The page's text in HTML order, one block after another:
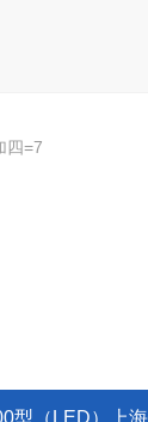
四=7
型（LED）上